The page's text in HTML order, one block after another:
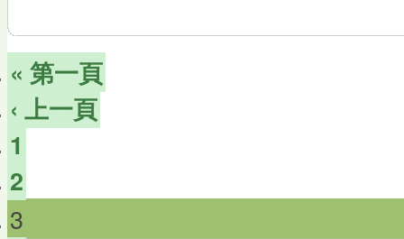
« 第一頁
‹ 上一頁
1
2
3